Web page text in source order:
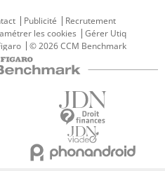
Publicité
Recrutement
les cookies
Gérer Utiq
© 2026 CCM Benchmark